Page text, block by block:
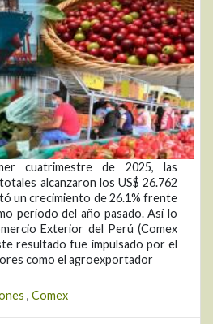
cuatrimestre de 2025, las
alcanzaron los US$ 26.762
un crecimiento de 26.1% frente
periodo del año pasado. Así lo
Exterior del Perú (Comex
resultado fue impulsado por el
como el agroexportador
, Comex